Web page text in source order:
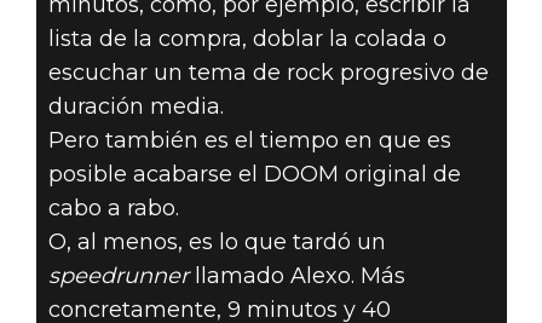
lista de la compra, doblar la colada o
escuchar un tema de rock progresivo de
duración media.
Pero también es el tiempo en que es
posible acabarse el DOOM original de
cabo a rabo.
O, al menos, es lo que tardó un
speedrunnerllamado Alexo. Más
concretamente, 9 minutos y 40